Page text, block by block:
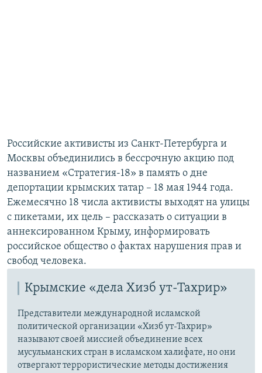
Российские активисты из Санкт-Петербурга и
Москвы объединились в бессрочную акцию под
названием «Стратегия-18» в память о дне
депортации крымских татар – 18 мая 1944 года.
Ежемесячно 18 числа активисты выходят на улицы
с пикетами, их цель – рассказать о ситуации в
аннексированном Крыму, информировать
российское общество о фактах нарушения прав и
свобод человека.
Крымские «дела Хизб ут-Тахрир»
Представители международной исламской
политической организации «Хизб ут-Тахрир»
называют своей миссией объединение всех
мусульманских стран в исламском халифате, но они
отвергают террористические методы достижения